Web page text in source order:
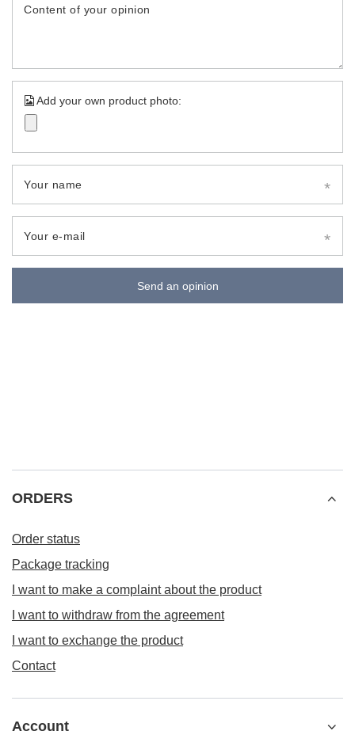
Content of your opinion
Add your own product photo:
Your name
Your e-mail
Send an opinion
ORDERS
Order status
Package tracking
I want to make a complaint about the product
I want to withdraw from the agreement
I want to exchange the product
Contact
Account